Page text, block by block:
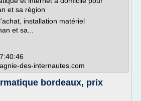
et sa règion
installation matériel
et sa...
des-internautes.com
bordeaux, prix